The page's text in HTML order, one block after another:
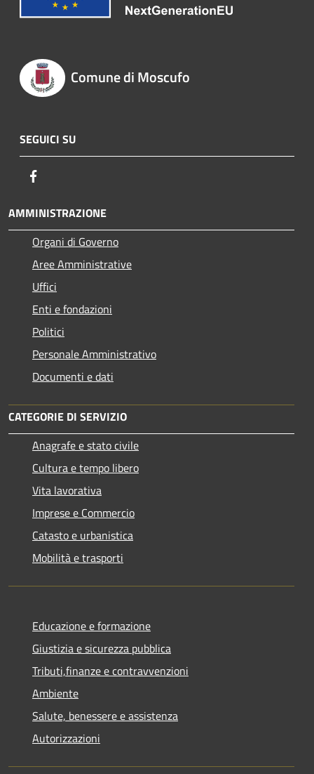
Comune di Moscufo
SEGUICI SU
AMMINISTRAZIONE
Organi di Governo
Aree Amministrative
Uffici
Enti e fondazioni
Politici
Personale Amministrativo
Documenti e dati
CATEGORIE DI SERVIZIO
Anagrafe e stato civile
Cultura e tempo libero
Vita lavorativa
Imprese e Commercio
Catasto e urbanistica
Mobilità e trasporti
Educazione e formazione
Giustizia e sicurezza pubblica
Tributi,finanze e contravvenzioni
Ambiente
Salute, benessere e assistenza
Autorizzazioni